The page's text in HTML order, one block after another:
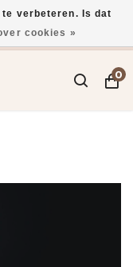
verzonden*
0
verbeteren. Is dat
cookies »